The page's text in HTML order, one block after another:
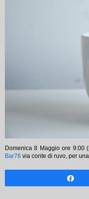
Domenica 8 Maggio ore 9:00
Bar76 via conte di ruvo, per